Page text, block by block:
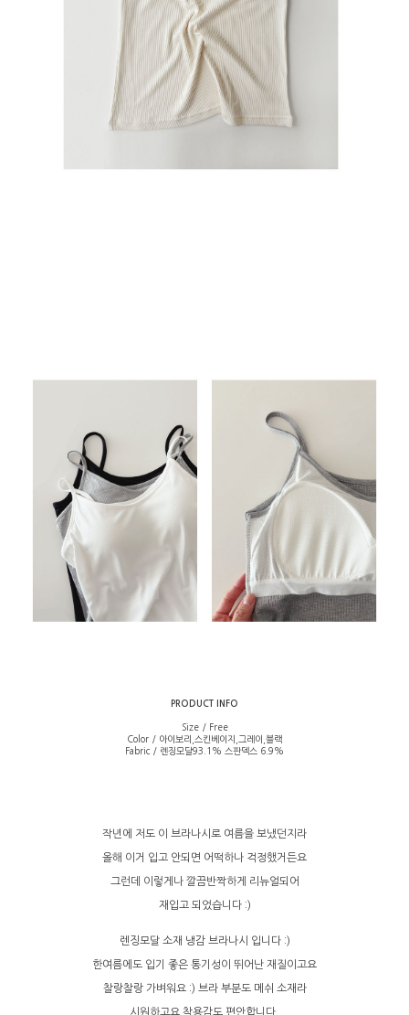
PRODUCT INFO
Size / Free
Color / 아이보리,스킨베이지,그레이,블랙
Fabric / 렌징모달93.1% 스판덱스 6.9%
작년에 저도 이 브라나시로 여름을 보냈던지라
올해 이거 입고 안되면 어떡하나 걱정했거든요
그런데 이렇게나 깔끔반짝하게 리뉴얼되어
재입고 되었습니다 :)
렌징모달 소재 냉감 브라나시 입니다 :)
한여름에도 입기 좋은 통기성이 뛰어난 재질이고요
찰랑찰랑 가벼워요 :) 브라 부분도 메쉬 소재라
시원하고요 착용감도 편안합니다.